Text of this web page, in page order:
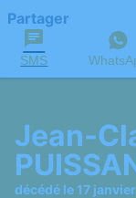
Partager
SMS
Jean-
décédé le 17